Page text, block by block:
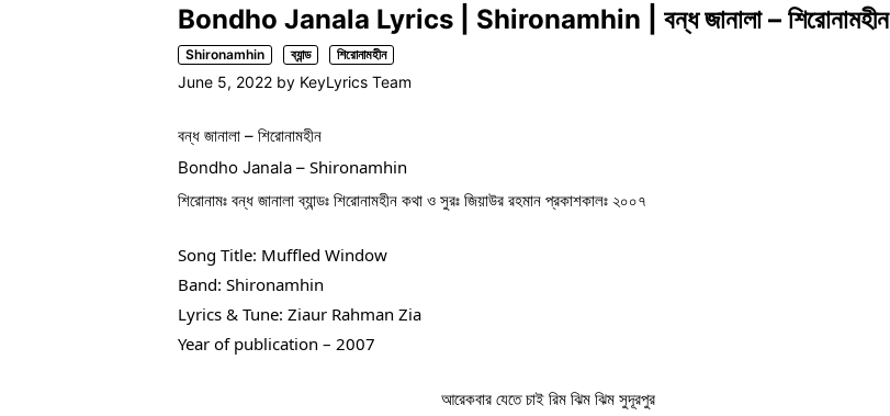
Bondho Janala Lyrics | Shironamhin | বন্ধ জানালা – শিরোনামহীন
Shironamhin ব্যান্ড শিরোনামহীন
June 5, 2022 by KeyLyrics Team
বন্ধ জানালা – শিরোনামহীন
Bondho Janala – Shironamhin
শিরোনামঃ বন্ধ জানালা ব্যান্ডঃ শিরোনামহীন কথা ও সুরঃ জিয়াউর রহমান প্রকাশকালঃ ২০০৭
Song Title: Muffled Window
Band: Shironamhin
Lyrics & Tune: Ziaur Rahman Zia
Year of publication – 2007
আরেকবার যেতে চাই রিম ঝিম ঝিম সুদূরপুর